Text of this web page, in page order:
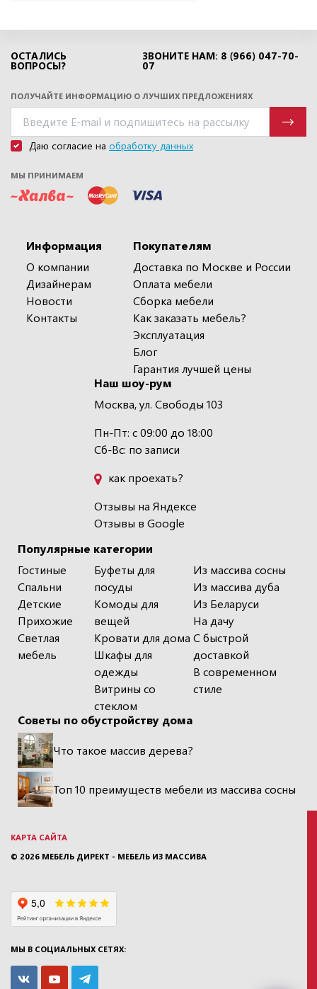
ОСТАЛИСЬ
ВОПРОСЫ?
ЗВОНИТЕ НАМ: 8 (966) 047-70-
07
ПОЛУЧАЙТЕ ИНФОРМАЦИЮ О ЛУЧШИХ ПРЕДЛОЖЕНИЯХ
Даю согласие на обработку данных
МЫ ПРИНИМАЕМ
Информация
О компании
Дизайнерам
Новости
Контакты
Популярные категории
Гостиные
Спальни
Детские
Прихожие
Светлая
мебель
Буфеты для
посуды
Комоды для
вещей
Кровати для дома
Шкафы для
одежды
Витрины со
стеклом
Из массива сосны
Из массива дуба
Из Беларуси
На дачу
С быстрой
доставкой
В современном
стиле
Покупателям
Доставка по Москве и России
Оплата мебели
Сборка мебели
Как заказать мебель?
Эксплуатация
Блог
Гарантия лучшей цены
Наш шоу-рум
Москва, ул. Свободы 103
Пн-Пт: с 09:00 до 18:00
Сб-Вс: по записи
как проехать?
Отзывы на Яндексе
Отзывы в Google
Советы по обустройству дома
Что такое массив дерева?
Топ 10 преимуществ мебели из массива сосны
КАРТА САЙТА
© 2026 МЕБЕЛЬ ДИРЕКТ - МЕБЕЛЬ ИЗ МАССИВА
МЫ В СОЦИАЛЬНЫХ СЕТЯХ: